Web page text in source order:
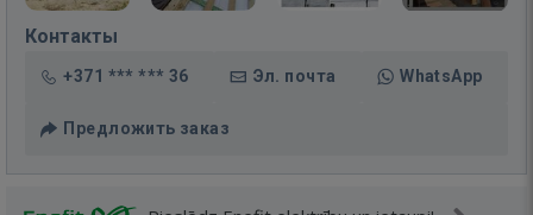
Контакты
+371 *** *** 36 Эл. почта WhatsApp
Предложить заказ